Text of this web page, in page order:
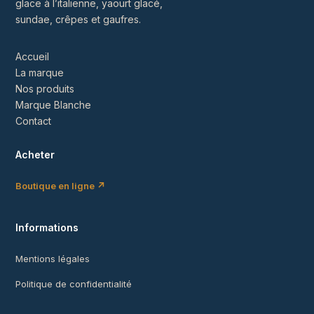
glace à l’italienne, yaourt glacé,
sundae, crêpes et gaufres.
Accueil
La marque
Nos produits
Marque Blanche
Contact
Acheter
Boutique en ligne ↗
Informations
Mentions légales
Politique de confidentialité